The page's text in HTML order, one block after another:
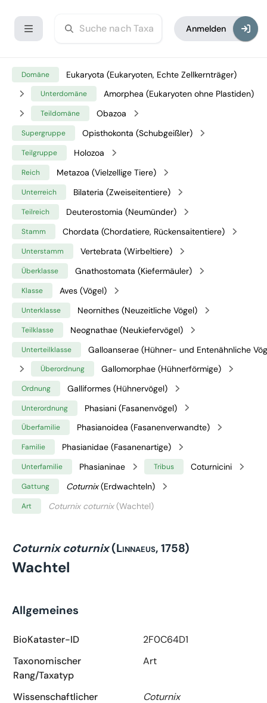
Anmelden
Domäne Eukaryota (Eukaryoten, Echte Zellkernträger)
Unterdomäne Amorphea (Eukaryoten ohne Plastiden)
Teildomäne Obazoa
Supergruppe Opisthokonta (Schubgeißler)
Teilgruppe Holozoa
Reich Metazoa (Vielzellige Tiere)
Unterreich Bilateria (Zweiseitentiere)
Teilreich Deuterostomia (Neumünder)
Stamm Chordata (Chordatiere, Rückensaitentiere)
Unterstamm Vertebrata (Wirbeltiere)
Überklasse Gnathostomata (Kiefermäuler)
Klasse Aves (Vögel)
Unterklasse Neornithes (Neuzeitliche Vögel)
Teilklasse Neognathae (Neukiefervögel)
Unterteilklasse Galloanserae (Hühner- und Entenähnliche
Überordnung Gallomorphae (Hühnerförmige)
Ordnung Galliformes (Hühnervögel)
Unterordnung Phasiani (Fasanenvögel)
Überfamilie Phasianoidea (Fasanenverwandte)
Familie Phasianidae (Fasanenartige)
Unterfamilie Phasianinae Tribus Coturnicini
Gattung Coturnix(Erdwachteln)
Art Coturnix coturnix(Wachtel)
Coturnix coturnix(Linnaeus, 1758)
Wachtel
Allgemeines
BioKataster-ID
2F0C64D1
Taxonomischer
Rang/Taxatyp
Art
Wissenschaftlicher
Coturnix